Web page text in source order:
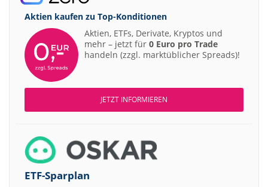
Aktien kaufen zu Top-Konditionen
Aktien, ETFs, Derivate, Kryptos und
mehr – jetzt für 0 Euro pro Trade
handeln (zzgl. marktüblicher Spreads)!
JETZT INFORMIEREN
ETF-Sparplan